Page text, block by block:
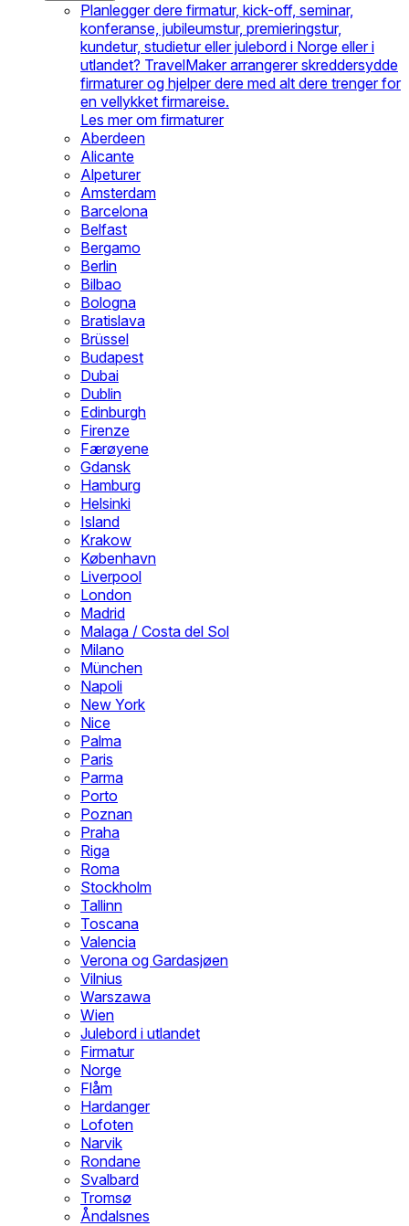
Planlegger dere firmatur, kick-off, seminar,
konferanse, jubileumstur, premieringstur,
kundetur, studietur eller julebord i Norge eller i
utlandet? TravelMaker arrangerer skreddersydde
firmaturer og hjelper dere med alt dere trenger for
en vellykket firmareise.
Les mer om firmaturer
Aberdeen
Alicante
Alpeturer
Amsterdam
Barcelona
Belfast
Bergamo
Berlin
Bilbao
Bologna
Bratislava
Brüssel
Budapest
Dubai
Dublin
Edinburgh
Firenze
Færøyene
Gdansk
Hamburg
Helsinki
Island
Krakow
København
Liverpool
London
Madrid
Malaga / Costa del Sol
Milano
München
Napoli
New York
Nice
Palma
Paris
Parma
Porto
Poznan
Praha
Riga
Roma
Stockholm
Tallinn
Toscana
Valencia
Verona og Gardasjøen
Vilnius
Warszawa
Wien
Julebord i utlandet
Firmatur
Norge
Flåm
Hardanger
Lofoten
Narvik
Rondane
Svalbard
Tromsø
Åndalsnes